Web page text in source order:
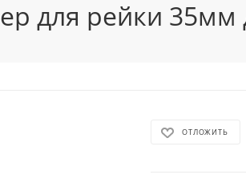
для рейки 35мм
ОТЛОЖИТЬ